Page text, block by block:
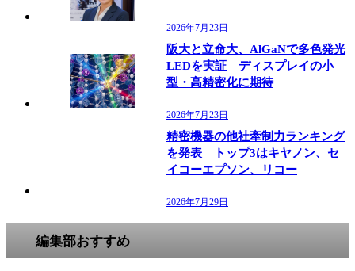
2026年7月23日
阪大と立命大、AlGaNで多色発光
LEDを実証 ディスプレイの小
型・高精密化に期待
2026年7月23日
精密機器の他社牽制力ランキング
を発表 トップ3はキヤノン、セ
イコーエプソン、リコー
2026年7月29日
編集部おすすめ